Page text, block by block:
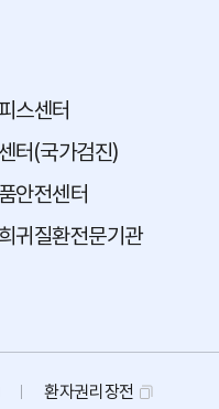
스센터
터(국가검진)
안전센터
귀질환전문기관
환자권리장전